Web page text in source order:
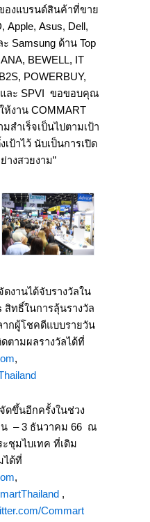
องแบรนด์สินค้าที่ขาย
Apple, Asus, Dell,
Samsung ด้าน Top
BEWELL, IT
POWERBUY,
และ SPVI ขอขอบคุณ
งาน COMMART
สำเร็จเป็นไปตามเป้า
ป้าไว้ นับเป็นการเปิด
างสวยงาม”
งานได้จับรางวัลใน
สิทธิ์ในการลุ้นรางวัล
ากผู้โชคดีแบบรายวัน
ตามผลรางวัลได้ที่
,
ดขึ้นอีกครั้งในช่วง
น – 3 ธันวาคม 66 ณ
ชุมไบเทค ที่เดิม
ได้ที่
,
,
Commart